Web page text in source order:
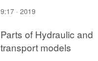
9:17 · 2019
Parts of Hydraulic and
transport models